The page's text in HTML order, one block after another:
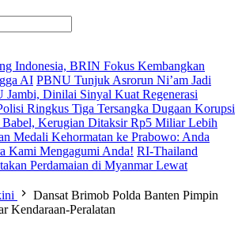
Indonesia, BRIN Fokus Kembangkan
AI PBNU Tunjuk Asrorun Ni’am Jadi
Jambi, Dinilai Sinyal Kuat Regenerasi
Ringkus Tiga Tersangka Dugaan Korupsi
Kerugian Ditaksir Rp5 Miliar Lebih
Medali Kehormatan ke Prabowo: Anda
Kami Mengagumi Anda! RI-Thailand
Perdamaian di Myanmar Lewat
Dansat Brimob Polda Banten Pimpin
Kendaraan-Peralatan